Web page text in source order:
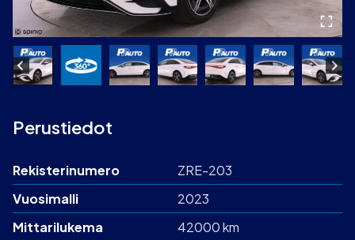
Perustiedot
Rekisterinumero
ZRE-203
Vuosimalli
2023
Mittarilukema
42000 km